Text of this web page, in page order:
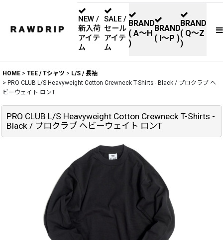
NEW /
新入荷
アイテ
ム
SALE /
セール
アイテ
ム
BRAND
( A〜H
)
BRAND
( I〜P )
BRAND
( Q〜Z
)
HOME > TEE / Tシャツ > L/S / 長袖
> PRO CLUB L/S Heavyweight Cotton Crewneck T-Shirts - Black / プロクラブ ヘ
ビーウェイト ロンT
PRO CLUB L/S Heavyweight Cotton Crewneck T-Shirts -
Black / プロクラブ ヘビーウェイト ロンT